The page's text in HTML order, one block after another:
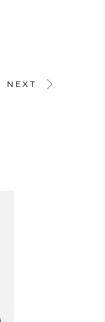
NEXT